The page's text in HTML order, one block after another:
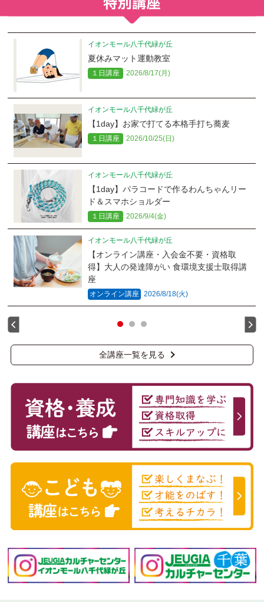
イオンモール八千代緑が丘
夏休みマット運動教室
１日講座 2026/8/17(月)
イオンモール八千代緑が丘
【1day】お家で打てる本格手打ち蕎麦
１日講座 2026/10/25(日)
イオンモール八千代緑が丘
【1day】パラコードで作るわんちゃんリー
ド＆スマホショルダー
１日講座 2026/9/4(金)
イオンモール八千代緑が丘
【オンライン講座・入会金不要・資格取
得】大人の発達障がい 食環境支援士取得講
座
オンライン講座 2026/8/18(火)
全講座一覧を見る